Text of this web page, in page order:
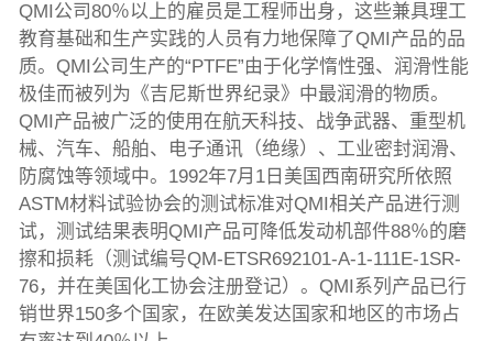
QMI公司80％以上的雇员是工程师出身，这些兼具理工
教育基础和生产实践的人员有力地保障了QMI产品的品
质。QMI公司生产的“PTFE”由于化学惰性强、润滑性能
极佳而被列为《吉尼斯世界纪录》中最润滑的物质。
QMI产品被广泛的使用在航天科技、战争武器、重型机
械、汽车、船舶、电子通讯（绝缘）、工业密封润滑、
防腐蚀等领域中。1992年7月1日美国西南研究所依照
ASTM材料试验协会的测试标准对QMI相关产品进行测
试，测试结果表明QMI产品可降低发动机部件88％的磨
擦和损耗（测试编号QM-ETSR692101-A-1-111E-1SR-
76，并在美国化工协会注册登记）。QMI系列产品已行
销世界150多个国家，在欧美发达国家和地区的市场占